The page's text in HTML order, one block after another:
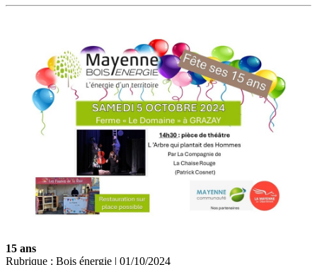
15 ans
Rubrique : Bois énergie | 01/10/2024